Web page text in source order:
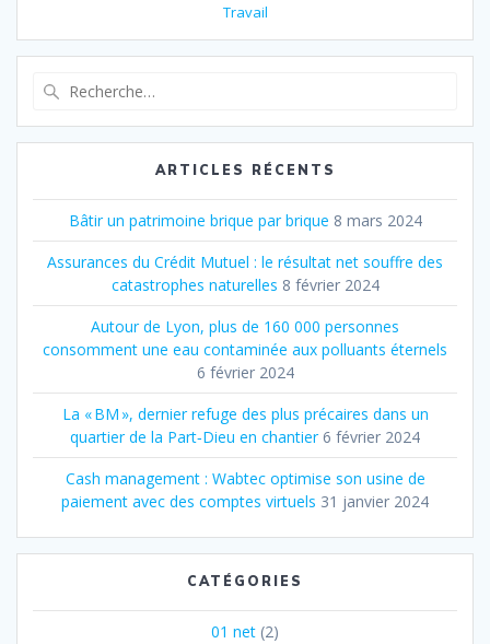
Travail
:
ARTICLES RÉCENTS
Bâtir un patrimoine brique par brique 8 mars 2024
Assurances du Crédit Mutuel : le résultat net souffre des
catastrophes naturelles 8 février 2024
Autour de Lyon, plus de 160 000 personnes
consomment une eau contaminée aux polluants éternels
6 février 2024
La « BM », dernier refuge des plus précaires dans un
quartier de la Part‐Dieu en chantier 6 février 2024
Cash management : Wabtec optimise son usine de
paiement avec des comptes virtuels 31 janvier 2024
CATÉGORIES
01 net (2)